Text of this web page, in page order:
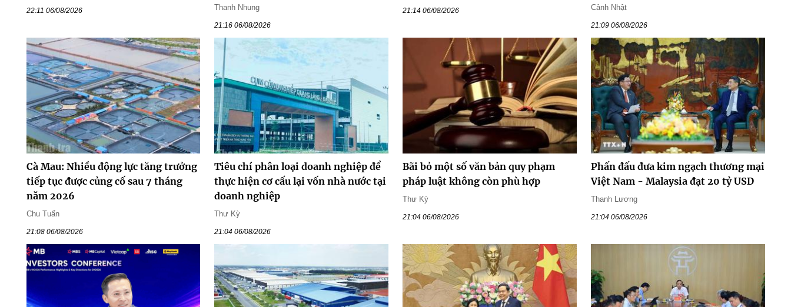
22:11 06/08/2026 Thanh Nhung
21:16 06/08/2026
21:14 06/08/2026 Cảnh Nhật
21:09 06/08/2026
Cà Mau: Nhiều động lực tăng trưởng
tiếp tục được củng cố sau 7 tháng
năm 2026
Chu Tuấn
21:08 06/08/2026
Tiêu chí phân loại doanh nghiệp để
thực hiện cơ cấu lại vốn nhà nước tại
doanh nghiệp
Thư Kỳ
21:04 06/08/2026
Bãi bỏ một số văn bản quy phạm
pháp luật không còn phù hợp
Thư Kỳ
21:04 06/08/2026
Phấn đấu đưa kim ngạch thương mại
Việt Nam - Malaysia đạt 20 tỷ USD
Thanh Lương
21:04 06/08/2026